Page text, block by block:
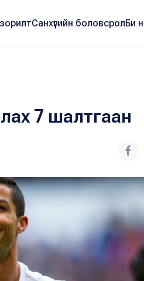
Санхүүгийн боловсролБи
7 шалтгаан